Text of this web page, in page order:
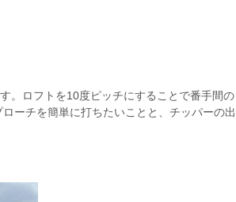
。ロフトを10度ピッチにすることで番手間の
ーチを簡単に打ちたいことと、チッパーの出